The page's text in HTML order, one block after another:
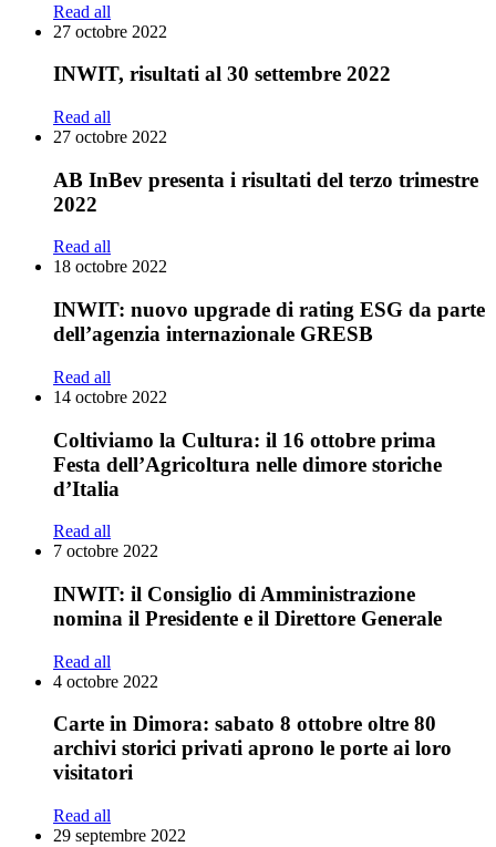
Read all
27 octobre 2022
INWIT, risultati al 30 settembre 2022
Read all
27 octobre 2022
AB InBev presenta i risultati del terzo trimestre
2022
Read all
18 octobre 2022
INWIT: nuovo upgrade di rating ESG da parte
dell’agenzia internazionale GRESB
Read all
14 octobre 2022
Coltiviamo la Cultura: il 16 ottobre prima
Festa dell’Agricoltura nelle dimore storiche
d’Italia
Read all
7 octobre 2022
INWIT: il Consiglio di Amministrazione
nomina il Presidente e il Direttore Generale
Read all
4 octobre 2022
Carte in Dimora: sabato 8 ottobre oltre 80
archivi storici privati aprono le porte ai loro
visitatori
Read all
29 septembre 2022